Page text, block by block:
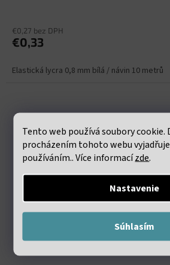
Tento web používá soubory cookie.
procházením tohoto webu
používáním.. Více informacízde.
Nastavenie
Súhlasím
€0,27 bez DPH
€0,33
Elastická lycra 0,8 mm bílá / návin 10 metrů